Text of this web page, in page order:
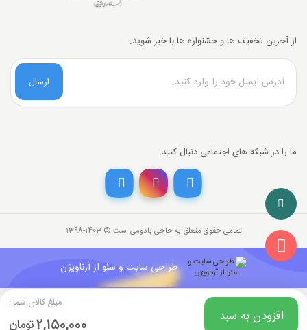
مبلغ کالای شما :
2,150,000تومان افزودن به سبد
تخفیف خرید نقدی
با انتخاب درگاه پرداخت حاجی بادومی از 3% خرید نقدی تخفیف بگیرید.
قیمت جدید کالا
با احتساب تخفیف 2,085,500
از آخرین تخفیف ها و جشنواره ها با خبر شوید.
ارسال
ما را در شبکه های اجتماعی دنبال کنید.
تمامی حقوق متعلق به حاجی بادومی است.©‏ 1398-1403
طراحی سایت و سئو از آرناویژن